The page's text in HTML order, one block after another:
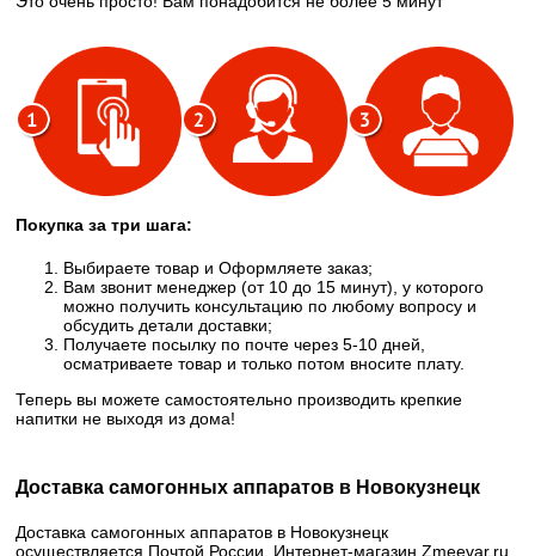
Покупка за три шага:
Выбираете товар и Оформляете заказ;
Вам звонит менеджер (от 10 до 15 минут), у которого
можно получить консультацию по любому вопросу и
обсудить детали доставки;
Получаете посылку по почте через 5-10 дней,
осматриваете товар и только потом вносите плату.
Теперь вы можете самостоятельно производить крепкие
напитки не выходя из дома!
Доставка самогонных аппаратов в Новокузнецк
Доставка самогонных аппаратов в Новокузнецк
осуществляется Почтой России. Интернет-магазин Zmeevar.ru